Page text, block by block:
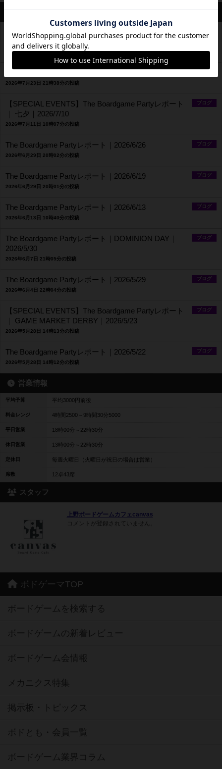
最新のお知らせ
【SPECIAL EVENTS】The Boardgame Partyレポート
｜canvas Girl's Day｜2026/7/24
2026年7月25日 22時12分の投稿
2026年7月23日 21時38分の投稿
ブログ
【SPECIAL EVENTS】The Boardgame Partyレポート
｜ 七夕｜2026/7/10
2026年7月11日 10時07分の投稿
ブログ
The Boardgame Partyレポート｜2026/6/26
2026年6月29日 20時02分の投稿
ブログ
The Boardgame Partyレポート｜2026/6/19
2026年6月29日 20時01分の投稿
ブログ
The Boardgame Partyレポート｜2026/6/13
2026年6月13日 10時40分の投稿
ブログ
The Boardgame Partyレポート｜DOMINION DAY｜
2026/5/30
2026年6月7日 21時05分の投稿
ブログ
The Boardgame Partyレポート｜2026/5/29
2026年6月4日 22時04分の投稿
ブログ
【SPECIAL EVENTS】The Boardgame Partyレポート
｜ GAME MARKET DERBY｜2026/5/23
2026年5月28日 14時13分の投稿
ブログ
The Boardgame Partyレポート｜2026/5/22
2026年5月28日 14時12分の投稿
営業情報
平均予算 平均3000円前後
料金レンジ 4時間2500～9時間30分5000
平日営業 18時00分～22時30分
休日営業 13時00分～22時30分
定休日 毎週火曜日（火曜日が祝日の場合は営業）
席数 12卓43席
スタッフ
上野ボードゲームカフェcanvas
コメントが登録されていません。
ボドゲーマTOP
ボードゲームを検索する
ボードゲームの新着レビュー
ボードゲーム会情報
メカニクス特集
掲示板・トピックス
ボドとも・会員一覧
ボードゲーム業界コラム